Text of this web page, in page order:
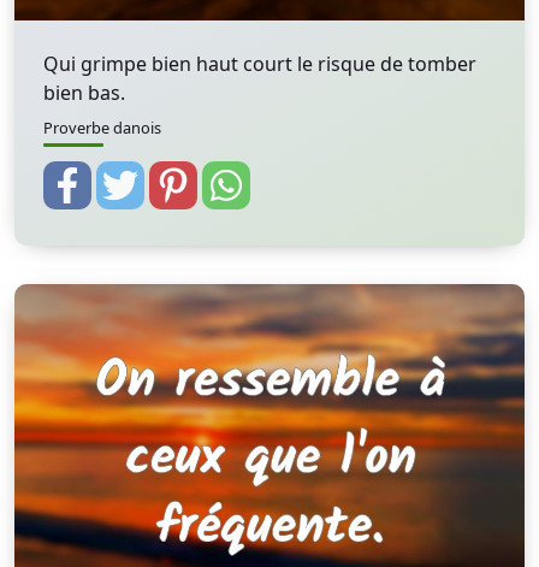
Qui grimpe bien haut court le risque de tomber
bien bas.
Proverbe danois